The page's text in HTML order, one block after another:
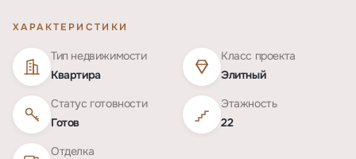
ХАРАКТЕРИСТИКИ
Тип недвижимости
Квартира
Класс проекта
Элитный
Статус готовности
Готов
Этажность
22
Отделка